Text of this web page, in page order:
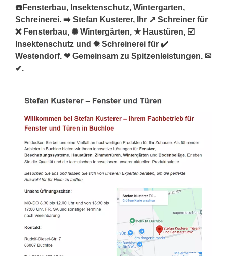
☎️Fensterbau, Insektenschutz, Wintergarten,
Schreinerei. ➡️ Stefan Kusterer, Ihr ↗️ Schreiner für
❌ Fensterbau, ✺ Wintergärten, ★ Haustüren, ☑️
Insektenschutz und ✹ Schreinerei für ✔️
Westendorf. ❤ Gemeinsam zu Spitzenleistungen. ✉
✔.